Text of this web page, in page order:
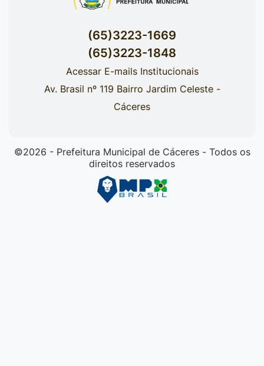
(65)3223-1669
(65)3223-1848
Acessar E-mails Institucionais
Av. Brasil nº 119 Bairro Jardim Celeste -
Cáceres
©2026 - Prefeitura Municipal de Cáceres - Todos os
direitos reservados